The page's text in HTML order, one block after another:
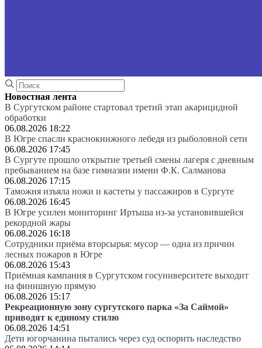
Новостная лента
В Сургутском районе стартовал третий этап акарицидной
обработки
06.08.2026 18:22
В Югре спасли краснокнижного лебедя из рыболовной сети
06.08.2026 17:45
В Сургуте прошло открытие третьей смены лагеря с дневным
пребыванием на базе гимназии имени Ф.К. Салманова
06.08.2026 17:15
Таможня изъяла ножи и кастеты у пассажиров в Сургуте
06.08.2026 16:45
В Югре усилен мониторинг Иртыша из-за установившейся
рекордной жары
06.08.2026 16:18
Сотрудники приёма вторсырья: мусор — одна из причин
лесных пожаров в Югре
06.08.2026 15:43
Приёмная кампания в Сургутском госуниверситете выходит
на финишную прямую
06.08.2026 15:17
Рекреационную зону сургутского парка «За Саймой»
приводят к единому стилю
06.08.2026 14:51
Дети югорчанина пытались через суд оспорить наследство